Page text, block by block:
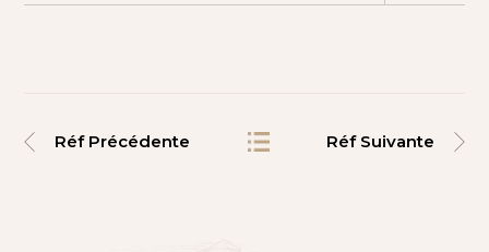
Réf Précédente Réf Suivante